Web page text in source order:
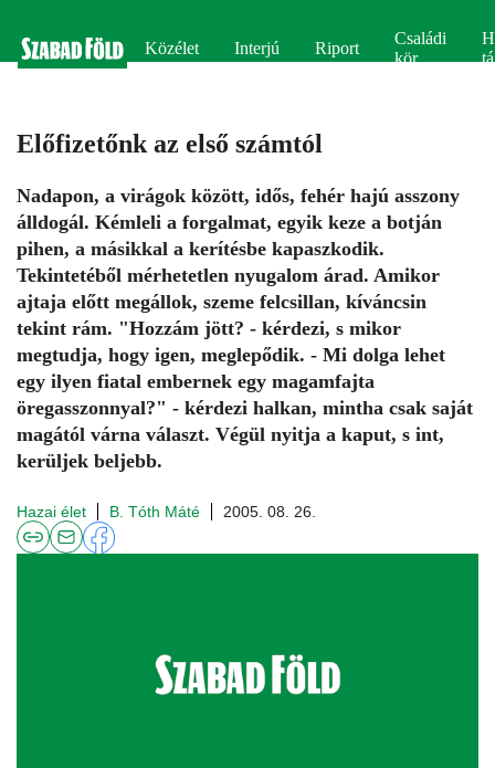
Közélet Interjú Riport
Családi
kör
Előfizetőnk az első számtól
Nadapon, a virágok között, idős, fehér hajú asszony
álldogál. Kémleli a forgalmat, egyik keze a botján
pihen, a másikkal a kerítésbe kapaszkodik.
Tekintetéből mérhetetlen nyugalom árad. Amikor
ajtaja előtt megállok, szeme felcsillan, kíváncsin
tekint rám. "Hozzám jött? - kérdezi, s mikor
megtudja, hogy igen, meglepődik. - Mi dolga lehet
egy ilyen fiatal embernek egy magamfajta
öregasszonnyal?" - kérdezi halkan, mintha csak saját
magától várna választ. Végül nyitja a kaput, s int,
kerüljek beljebb.
Hazai élet B. Tóth Máté 2005. 08. 26.